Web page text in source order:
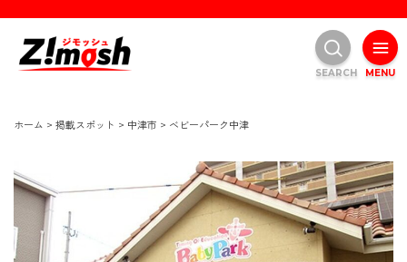
ホーム > 掲載スポット > 中津市 > ベビーパーク中津
MENU
SEARCH